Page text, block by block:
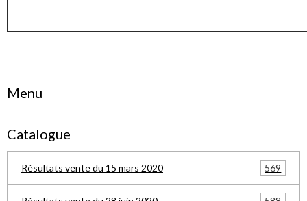
Menu
Catalogue
Résultats vente du 15 mars 2020 569